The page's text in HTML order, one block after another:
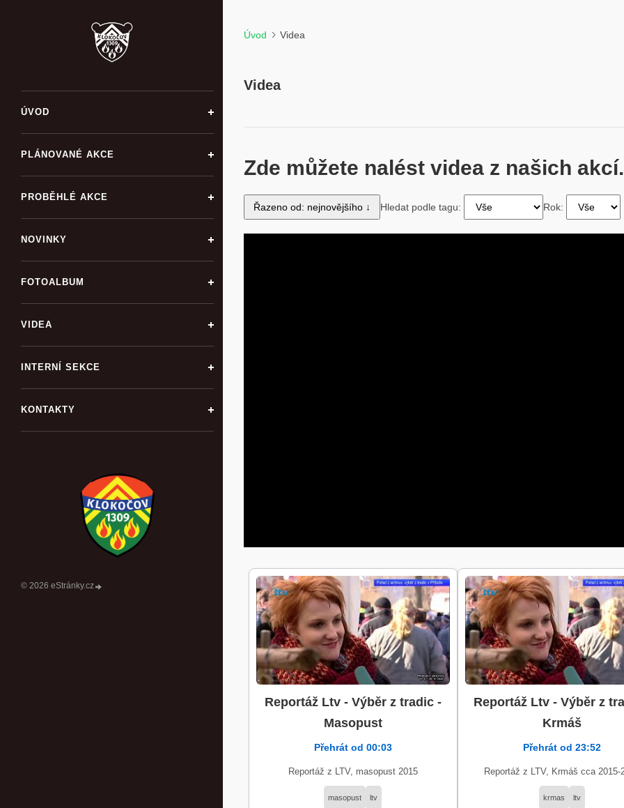
ÚVOD
PLÁNOVANÉ AKCE
PROBĚHLÉ AKCE
NOVINKY
FOTOALBUM
VIDEA
INTERNÍ SEKCE
KONTAKTY
© 2026 eStránky.cz
Úvod Videa
Videa
Zde můžete nalést videa z našich akcí.
Řazeno od: nejnovějšího ↓ Hledat podle tagu: Rok:
Reportáž Ltv - Výběr z tradic -
Masopust
Přehrát od 00:03
Reportáž z LTV, masopust 2015
masopust ltv
Reportáž Ltv - Výběr z
Krmáš
Přehrát od 23:52
Reportáž z LTV, Krmáš cca 2015-
krmas ltv